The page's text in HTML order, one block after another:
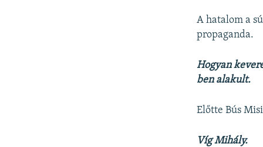
A hatalom a
propaganda.
Hogyan
ben alakult.
Előtte Bús
Víg Mihály.